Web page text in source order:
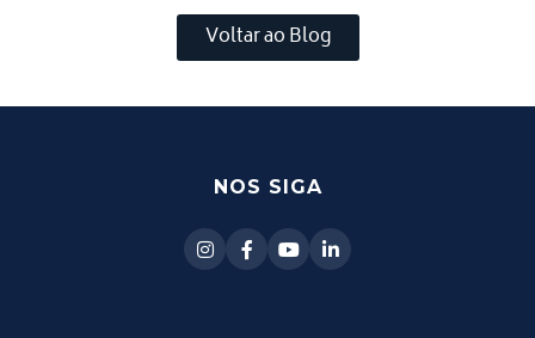
Voltar ao Blog
[siteseo_breadcrumbs]
NOS SIGA